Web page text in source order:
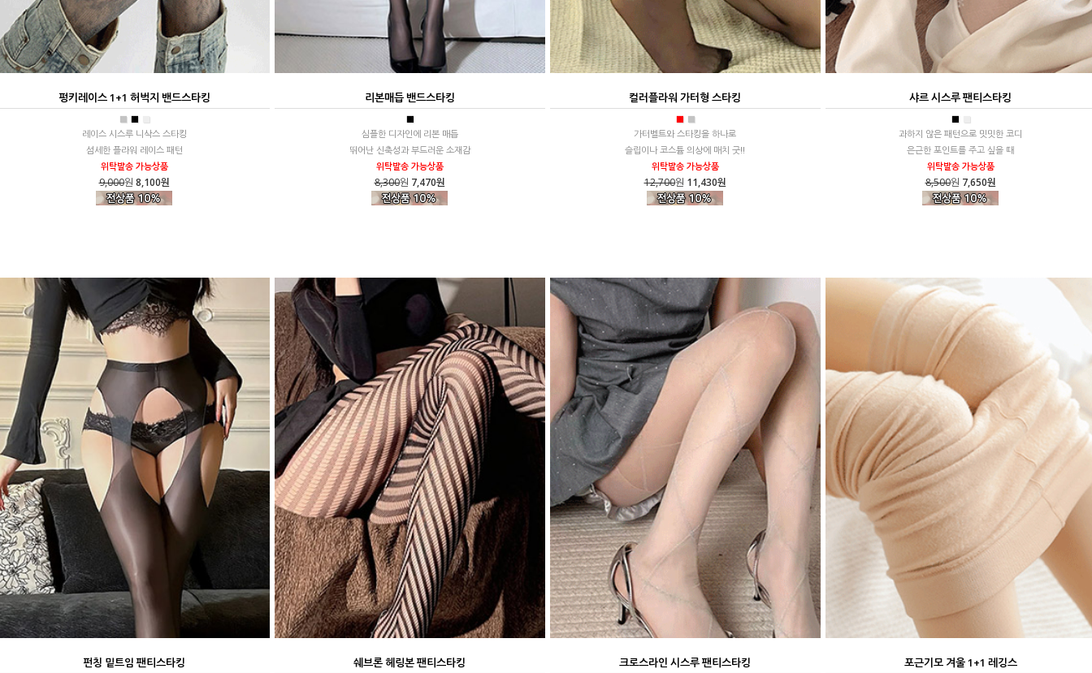
펑키레이스 1+1 허벅지 밴드스타킹
■ ■ ■
레이스 시스루 니삭스 스타킹
섬세한 플라워 레이스 패턴
위탁발송 가능상품
9,000원 8,100원
리본매듭 밴드스타킹
■
심플한 디자인에 리본 매듭
뛰어난 신축성과 부드러운 소재감
위탁발송 가능상품
8,300원 7,470원
컬러플라워 가터형 스타킹
■ ■
가터벨트와 스타킹을 하나로
슬립이나 코스튬 의상에 매치 굿!!
위탁발송 가능상품
12,700원 11,430원
샤르 시스루 팬티스타킹
■ ■
과하지 않은 패턴으로 밋밋한 코디
은근한 포인트를 주고 싶을 때
위탁발송 가능상품
8,500원 7,650원
펀칭 밑트임 팬티스타킹 쉐브론 헤링본 팬티스타킹 크로스라인 시스루 팬티스타킹 포근기모 겨울 1+1 레깅스